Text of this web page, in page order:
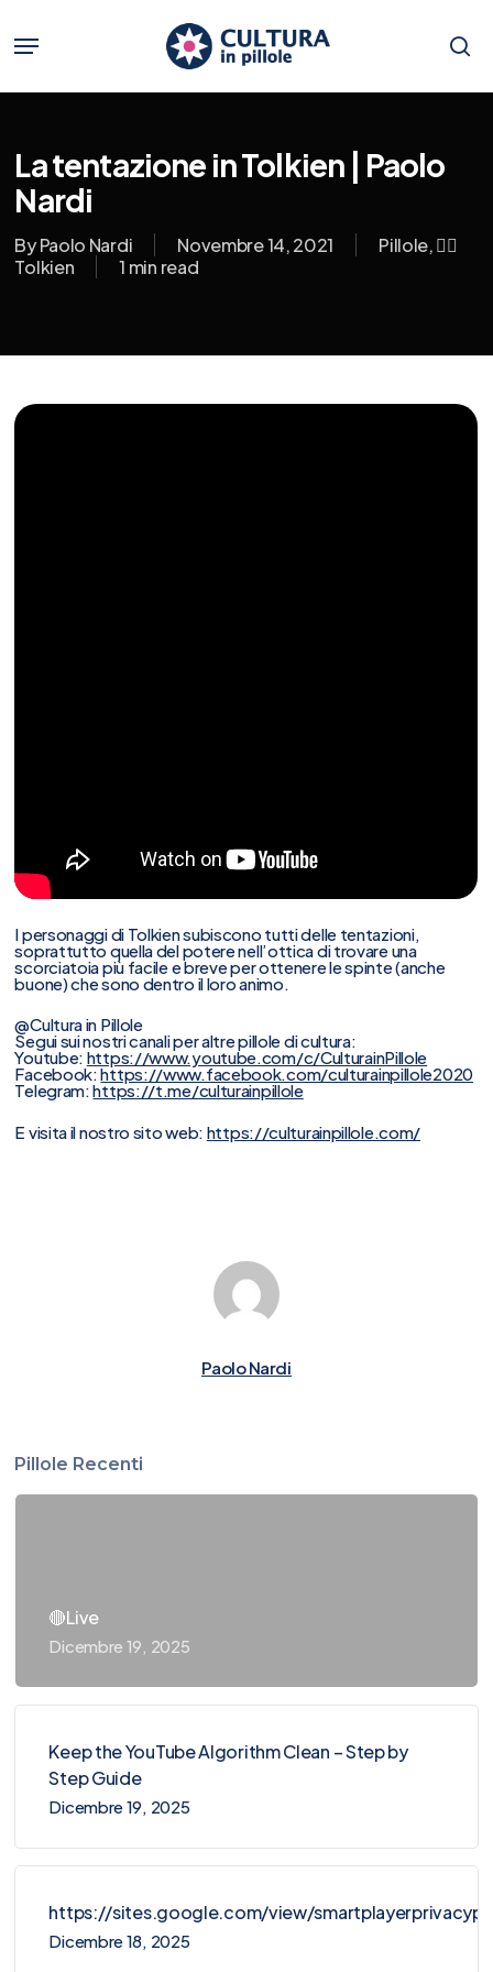
main
content
Menu
La tentazione in Tolkien | Paolo
Nardi
ByPaolo Nardi Novembre 14, 2021 Pillole,🧝‍♂️
Tolkien
1 min read
I personaggi di Tolkien subiscono tutti delle tentazioni,
soprattutto quella del potere nell’ottica di trovare una
scorciatoia più facile e breve per ottenere le spinte (anche
buone) che sono dentro il loro animo.
@Cultura in Pillole
Segui sui nostri canali per altre pillole di cultura:
Youtube: https://www.youtube.com/c/CulturainPillole
Facebook:https://www.facebook.com/culturainpillole2020
Telegram:https://t.me/culturainpillole
E visita il nostro sito web: https://culturainpillole.com/
Paolo Nardi
Pillole Recenti
🔴Live
Dicembre 19, 2025
Keep the YouTube Algorithm Clean – Step by
Step Guide
Dicembre 19, 2025
https://sites.google.com/view/
Dicembre 18, 2025